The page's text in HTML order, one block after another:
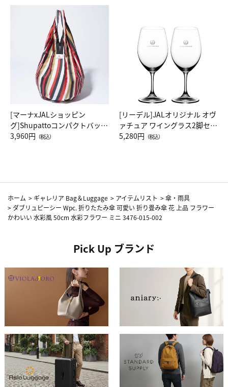
[マーナxJALショッピン
グ]Shupattoコンパクトバッグ
Drop JAL客室乗務員（LC）ス
3,960円 （税込）
[リーデル]JALオリジナル オヴ
ァチュア ワイングラス2脚セッ
ト（レッドワイン）
5,280円 （税込）
ホーム > ギャレリア Bag＆Luggage > アイテムリスト >傘・雨具
> ダブリュピーシー Wpc. 折りたたみ傘 可愛い 折り畳み傘 花 上品 フラワー
かわいい 水彩風 50cm 水彩フラワー ミニ 3476-015-002
Pick Up ブランド